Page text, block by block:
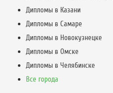
Дипломы в Казани
Дипломы в Самаре
Дипломы в Новокузнецке
Дипломы в Омске
Дипломы в Челябинске
Все города